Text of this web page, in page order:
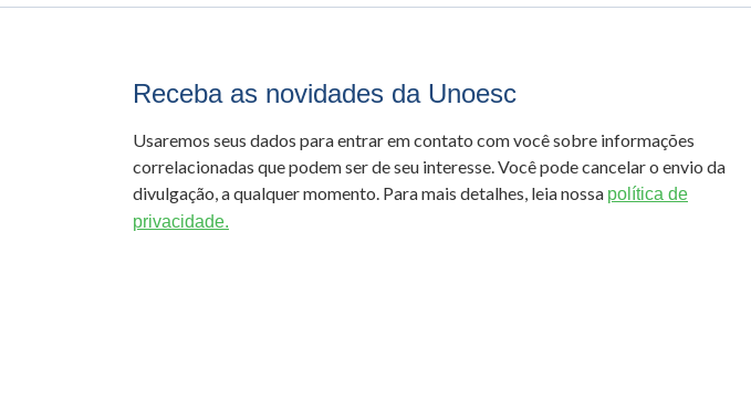
Receba as novidades da Unoesc
Usaremos seus dados para entrar em contato com você sobre informações
correlacionadas que podem ser de seu interesse. Você pode cancelar o envio da
divulgação, a qualquer momento. Para mais detalhes, leia nossa política de
privacidade.